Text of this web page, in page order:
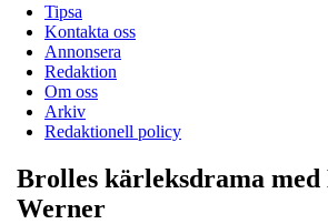
Tipsa
Kontakta oss
Annonsera
Redaktion
Om oss
Arkiv
Redaktionell policy
Brolles kärleksdrama
Werner